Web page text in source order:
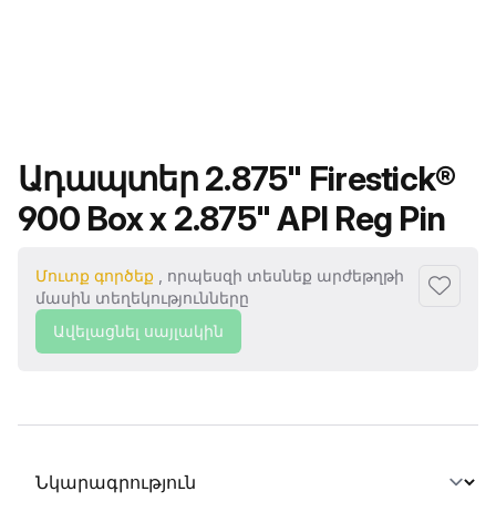
Ապրանքի անվանումը
Ադապտեր 2.875" Firestick®
900 Box x 2.875" API Reg Pin
Մուտք գործեք , որպեսզի տեսնեք արժեթղթի
մասին տեղեկությունները
Ավելացնել սայլակին
Ընտրել տաբ